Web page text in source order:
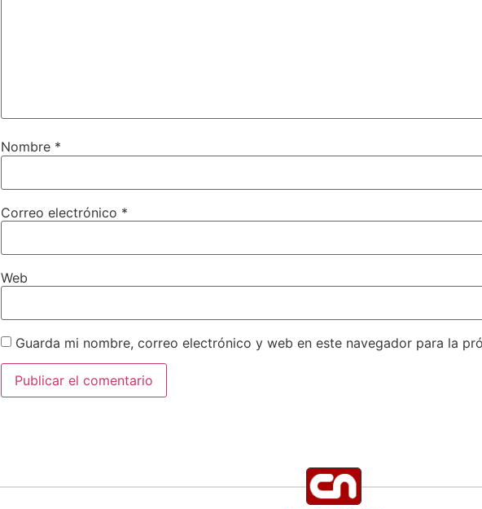
Nombre *
Correo electrónico *
Web
Guarda mi nombre, correo electrónico y web en este navegador para la